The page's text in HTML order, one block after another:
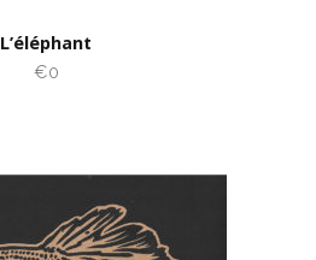
L’éléphant
€0